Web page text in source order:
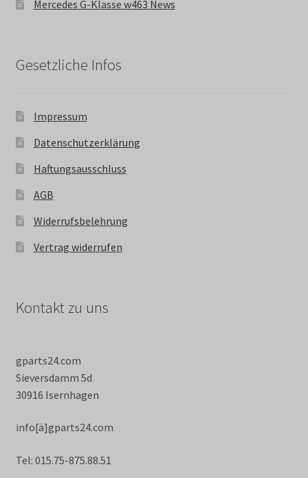
Mercedes G-Klasse w463 News
Gesetzliche Infos
Impressum
Datenschutzerklärung
Haftungsausschluss
AGB
Widerrufsbelehrung
Vertrag widerrufen
Kontakt zu uns
gparts24.com
Sieversdamm 5d
30916 Isernhagen
info[ä]gparts24.com
Tel: 015.75-875.88.51